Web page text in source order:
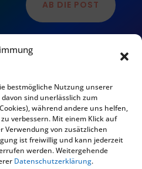
bestmögliche Nutzung unserer
sind unerlässlich zum
während andere uns helfen,
verbessern. Mit einem Klick auf
Verwendung von zusätzlichen
ist freiwillig und kann jederzeit
werden. Weitergehende
Datenschutzerklärung.
AB DIE POST